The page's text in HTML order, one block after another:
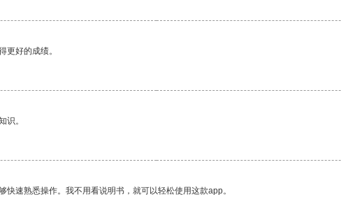
更好的成绩。
识。
速熟悉操作。我不用看说明书，就可以轻松使用这款app。